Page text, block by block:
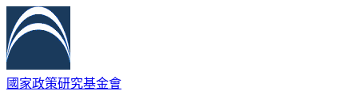
國家政策研究基金會